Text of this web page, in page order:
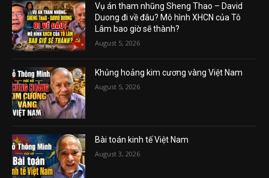
Vụ án tham nhũng Sheng Thao – David
Duong đi về đâu? Mô hình XHCN của Tô
Lâm bao giờ sẽ thành?
August 5, 2026
Khủng hoảng kim cương vàng Việt Nam
August 5, 2026
Bài toán kinh tế Việt Nam
August 3, 2026